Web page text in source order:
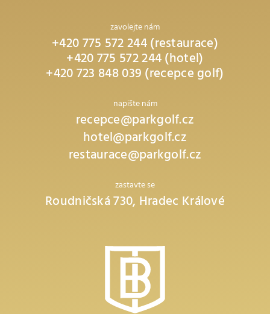
zavolejte nám
+420 775 572 244 (restaurace)
+420 775 572 244 (hotel)
+420 723 848 039 (recepce golf)
napište nám
recepce@parkgolf.cz
hotel@parkgolf.cz
restaurace@parkgolf.cz
zastavte se
Roudničská 730, Hradec Králové